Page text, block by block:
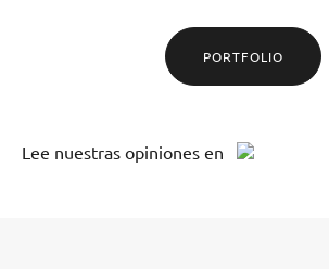
PORTFOLIO
Lee nuestras opiniones en